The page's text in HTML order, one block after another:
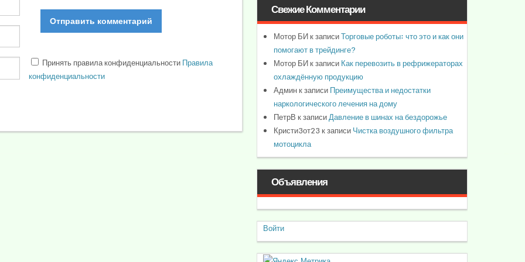
Принять правила конфиденциальностиПравила
конфиденциальности
Свежие Комментарии
Мотор БИк записиТорговые роботы: что это и как они
помогают в трейдинге?
Мотор БИк записиКак перевозить в рефрижераторах
охлаждённую продукцию
Админк записиПреимущества и недостатки
наркологического лечения на дому
ПетрВ к записиДавление в шинах на бездорожье
Кристи3от23 к записиЧистка воздушного фильтра
мотоцикла
Объявления
Войти